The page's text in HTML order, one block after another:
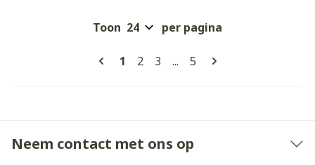
Pagina's
U lees momenteel pagina
1 Pagina
2 Pagina
3 ... Pagina
5
Toon per pagina
Neem contact met ons op